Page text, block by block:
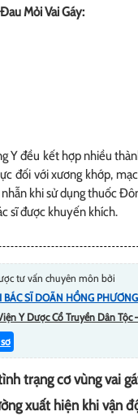
Mỏi Vai Gáy:
Y đều kết hợp nhiều
đối với xương khớp,
khi sử dụng thuốc
sĩ được khuyến khích.
tư vấn chuyên môn bởi
BÁC SĨ DOÃN HỒNG PHƯƠNG
Y Dược Cổ Truyền Dân Tộc
trạng cơ vùng vai
xuất hiện khi vận